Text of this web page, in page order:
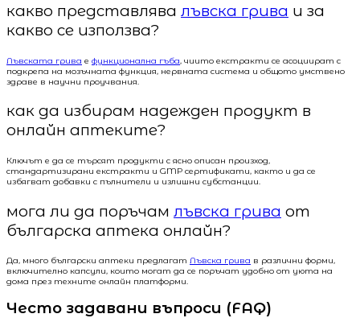
какво представлява лъвска грива и за
какво се използва?
Лъвската грива е функционална гъба, чиито екстракти се асоциират с
подкрепа на мозъчната функция, нервната система и общото умствено
здраве в научни проучвания.
как да избирам надежден продукт в
онлайн аптеките?
Ключът е да се търсят продукти с ясно описан произход,
стандартизирани екстракти и GMP сертификати, както и да се
избягват добавки с пълнители и излишни субстанции.
мога ли да поръчам лъвска грива от
българска аптека онлайн?
Да, много български аптеки предлагат Лъвска грива в различни форми,
включително капсули, които могат да се поръчат удобно от уюта на
дома през техните онлайн платформи.
Често задавани въпроси (FAQ)